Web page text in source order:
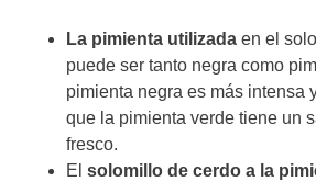
La pimienta utilizada en el
puede ser tanto negra como
pimienta negra es más intensa
que la pimienta verde tiene un
fresco.
El solomillo de cerdo a la